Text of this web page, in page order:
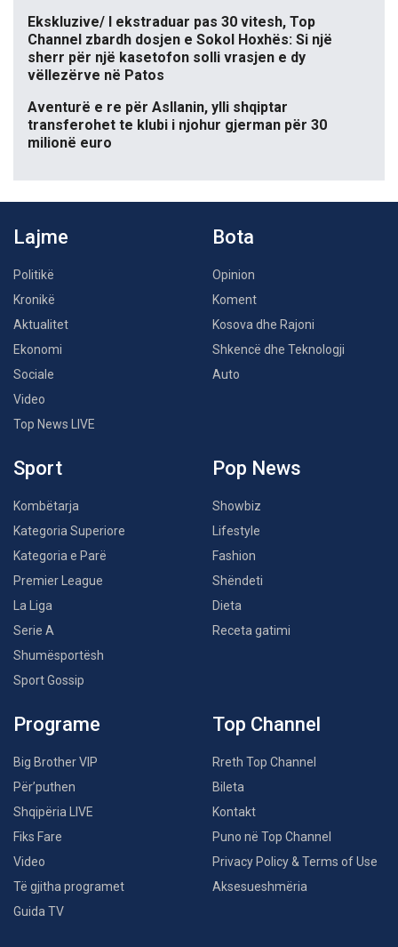
Ekskluzive/ I ekstraduar pas 30 vitesh, Top
Channel zbardh dosjen e Sokol Hoxhës: Si një
sherr për një kasetofon solli vrasjen e dy
vëllezërve në Patos
Aventurë e re për Asllanin, ylli shqiptar
transferohet te klubi i njohur gjerman për 30
milionë euro
Lajme
Politikë
Kronikë
Aktualitet
Ekonomi
Sociale
Video
Top News LIVE
Bota
Opinion
Koment
Kosova dhe Rajoni
Shkencë dhe Teknologji
Auto
Sport
Kombëtarja
Kategoria Superiore
Kategoria e Parë
Premier League
La Liga
Serie A
Shumësportësh
Sport Gossip
Pop News
Showbiz
Lifestyle
Fashion
Shëndeti
Dieta
Receta gatimi
Programe
Big Brother VIP
Për’puthen
Shqipëria LIVE
Fiks Fare
Video
Të gjitha programet
Guida TV
Top Channel
Rreth Top Channel
Bileta
Kontakt
Puno në Top Channel
Privacy Policy & Terms of Use
Aksesueshmëria